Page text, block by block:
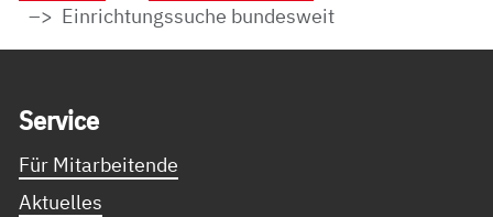
Einrichtungssuche bundesweit
Ser­vice
Für Mitarbeitende
Aktuelles